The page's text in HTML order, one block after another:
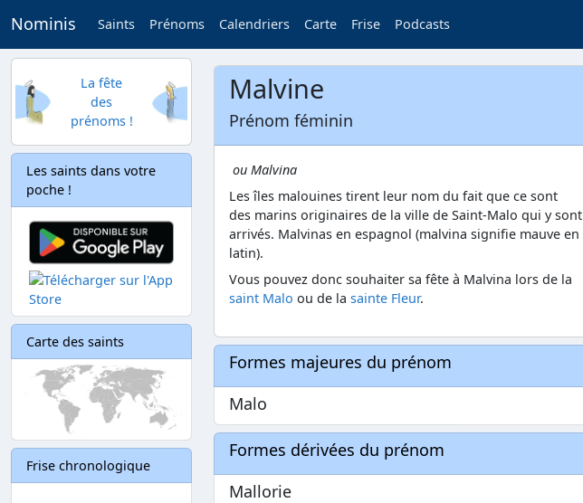
Nominis Saints Prénoms Calendriers Carte Frise Podcasts
La fête
des
prénoms !
Les saints dans votre
poche !
Carte des saints
Frise chronologique
Malvine
Prénom féminin
ou Malvina
Les îles malouines tirent leur nom du fait que ce sont
des marins originaires de la ville de Saint-Malo qui y sont
arrivés. Malvinas en espagnol (malvina signifie mauve en
latin).
Vous pouvez donc souhaiter sa fête à Malvina lors de la
saint Malo ou de la sainte Fleur.
Formes majeures du prénom
Malo
Formes dérivées du prénom
Mallorie